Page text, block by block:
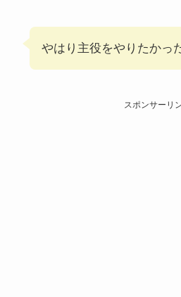
やはり主役をやりたかっ
スポンサーリ